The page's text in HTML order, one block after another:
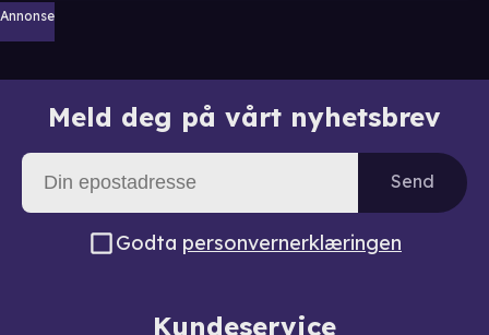
Annonse
Meld deg på vårt nyhetsbrev
Send
Godta personvernerklæringen
Kundeservice